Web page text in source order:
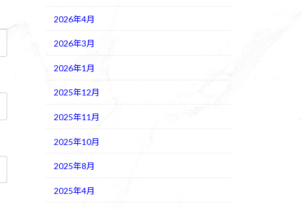
2026年4月
2026年3月
2026年1月
2025年12月
2025年11月
2025年10月
2025年8月
2025年4月